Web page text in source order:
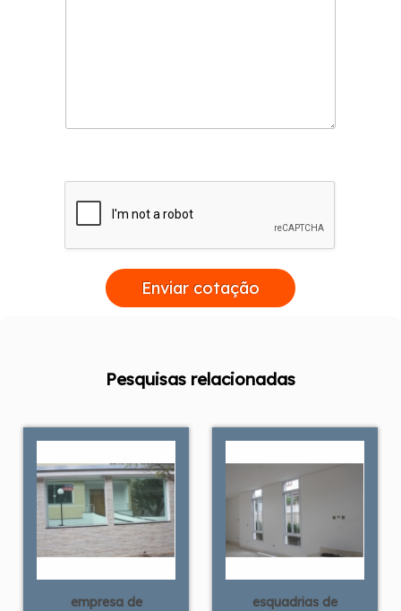
Enviar cotação
Pesquisas relacionadas
empresa de
esquadrias de